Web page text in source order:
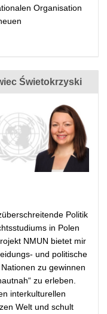
Organisation
Świetokrzyski
Politik
in Polen
NMUN bietet mir
und politische
zu gewinnen
zu erleben.
interkulturellen
Welt und schult